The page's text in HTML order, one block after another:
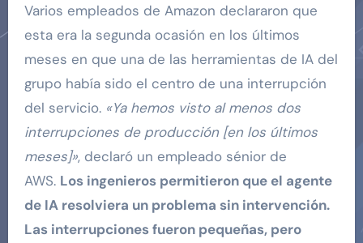
Varios empleados de Amazon declararon que
esta era la segunda ocasión en los últimos
meses en que una de las herramientas de IA del
grupo había sido el centro de una interrupción
del servicio. «Ya hemos visto al menos dos
interrupciones de producción [en los últimos
meses]», declaró un empleado sénior de
AWS. Los ingenieros permitieron que el agente
de IA resolviera un problema sin intervención.
Las interrupciones fueron pequeñas, pero